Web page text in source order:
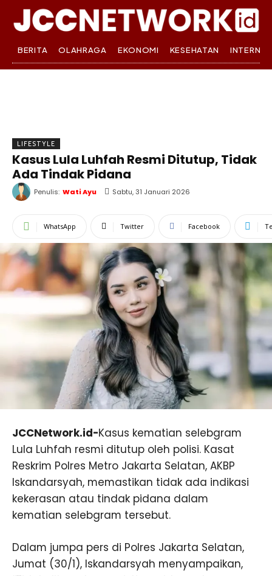
BERITA OLAHRAGA EKONOMI KESEHATAN
LIFESTYLE
Kasus Lula Luhfah Resmi Ditutup, Tidak
Ada Tindak Pidana
Penulis: Wati Ayu Sabtu, 31 Januari 2026
WhatsApp Twitter Facebook
JCCNetwork.id-Kasus kematian selebgram
Lula Luhfah resmi ditutup oleh polisi. Kasat
Reskrim Polres Metro Jakarta Selatan, AKBP
Iskandarsyah, memastikan tidak ada indikasi
kekerasan atau tindak pidana dalam
kematian selebgram tersebut.
Dalam jumpa pers di Polres Jakarta Selatan,
Jumat (30/1), Iskandarsyah menyampaikan,